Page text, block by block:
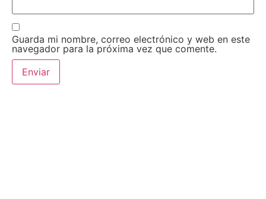
Guarda mi nombre, correo electrónico y web en este
navegador para la próxima vez que comente.